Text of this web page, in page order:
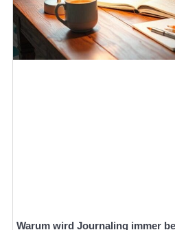
Warum wird Journaling immer